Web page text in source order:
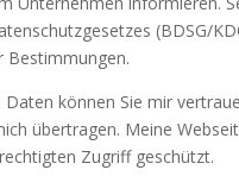
(BDSG/
Bestimmungen.
können Sie mir
übertragen. Meine
Zugriff geschützt.